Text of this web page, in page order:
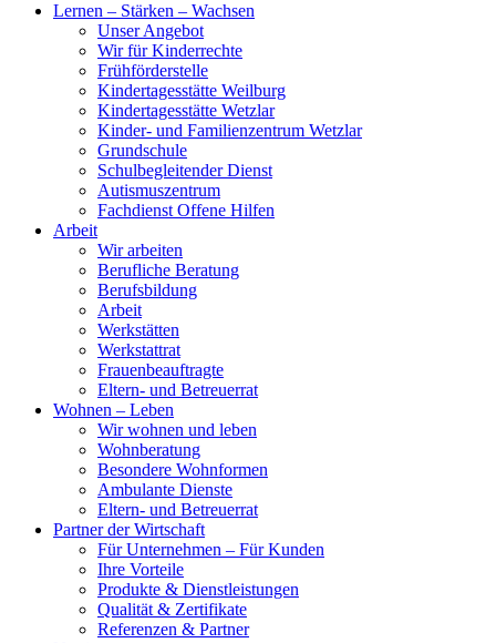
Lernen – Stärken – Wachsen
Unser Angebot
Wir für Kinderrechte
Frühförderstelle
Kindertagesstätte Weilburg
Kindertagesstätte Wetzlar
Kinder- und Familienzentrum Wetzlar
Grundschule
Schulbegleitender Dienst
Autismuszentrum
Fachdienst Offene Hilfen
Arbeit
Wir arbeiten
Berufliche Beratung
Berufsbildung
Arbeit
Werkstätten
Werkstattrat
Frauenbeauftragte
Eltern- und Betreuerrat
Wohnen – Leben
Wir wohnen und leben
Wohnberatung
Besondere Wohnformen
Ambulante Dienste
Eltern- und Betreuerrat
Partner der Wirtschaft
Für Unternehmen – Für Kunden
Ihre Vorteile
Produkte & Dienstleistungen
Qualität & Zertifikate
Referenzen & Partner